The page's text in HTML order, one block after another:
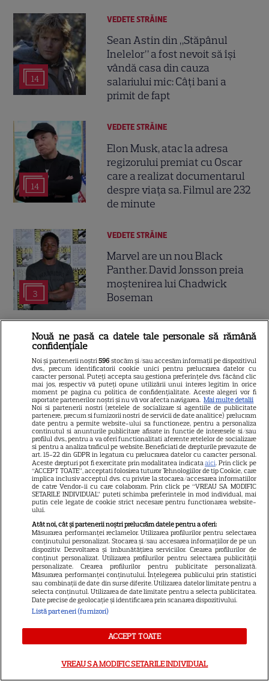
14
VEDETE STRĂINE
Sean Astin din „Stăpânul
Inelelor” a fost nevoit să își
vândă casa din cauza
salariului mic: Câți bani a
primit de fapt
14
VEDETE STRĂINE
Elon Musk, atac la adresa
regizorului premiat cu Oscar
care a realizat documentarul
despre viața sa. Filmul are 232
de minute
3
VEDETE STRĂINE
Marvel are un nou Black
Panther. David Jonsson preia
moștenirea lui Chadwick
Boseman
7
VEDETE STRĂINE
Ryan Gosling este noul Ghost
Rider din Universul Marvel.
Anunțul făcut la Comic-Con i-
a entuziasmat pe fani
DISNEY PLUS
„Diavolul se îmbracă de la
Prada 2” s-a lansat pe Disney+.
Meryl Streep și Anne
Hathaway revin la revista
9
VEDETE STRĂINE
Meryl Streep, gest
impresionant pentru Anne
Hathaway și Emily Blunt la
„Diavolul se îmbracă de la
Prada 2”. Ce salarii ar fi primit
actrițele
VEDETE STRĂINE
Nouă ne pasă ca datele tale personale să rămână
confidențiale
Noi și partenerii noștri596 stocăm și/sau accesăm informații pe dispozitivul
dvs., precum identificatorii cookie unici pentru prelucrarea datelor cu
caracter personal. Puteți accepta sau gestiona preferințele dvs. făcând clic
mai jos, respectiv vă puteți opune utilizării unui interes legitim în orice
moment pe pagina cu politica de confidențialitate. Aceste alegeri vor fi
raportate partenerilor noștri și nu vă vor afecta navigarea. Mai multe detalii
Noi si partenerii nostri (retelele de socializare si agentiile de publicitate
partenere, precum si furnizorii nostri de servicii de date analitice) prelucram
date pentru a permite website-ului sa functioneze, pentru a personaliza
continutul si anunturile publicitare afisate in functie de interesele si/sau
profilul dvs., pentru a va oferi functionalitati aferente retelelor de socializare
si pentru a analiza traficul pe website. Beneficiati de drepturile prevazute de
art. 15-22 din GDPR in legatura cu prelucrarea datelor cu caracter personal.
Aceste drepturi pot fi exercitate prin modalitatea indicataaici. Prin click pe
“ACCEPT TOATE”, acceptati folosirea tuturor Tehnologiilor de tip Cookie, care
implica inclusiv acceptul dvs. cu privire la stocarea/accesarea informatiilor
de catre Vendor-ii cu care colaboram. Prin click pe “VREAU SA MODIFIC
SETARILE INDIVIDUAL” puteti schimba preferintele in mod individual, mai
putin cele legate de cookie strict necesare pentru functionarea website-
ului.
Atât noi, cât și partenerii noștri prelucrăm datele pentru a oferi:
Măsurarea performanței reclamelor. Utilizarea profilurilor pentru selectarea
conținutului personalizat. Stocarea și/sau accesarea informațiilor de pe un
dispozitiv. Dezvoltarea și îmbunătățirea serviciilor. Crearea profilurilor de
conținut personalizat. Utilizarea profilurilor pentru selectarea publicității
personalizate. Crearea profilurilor pentru publicitate personalizată.
Măsurarea performanței conținutului. Înțelegerea publicului prin statistici
sau combinații de date din surse diferite. Utilizarea datelor limitate pentru a
selecta conținutul. Utilizarea de date limitate pentru a selecta publicitatea.
Date precise de geolocație și identificarea prin scanarea dispozitivului.
Listă parteneri (furnizori)
ACCEPT TOATE
VREAU SA MODIFIC SETARILE INDIVIDUAL